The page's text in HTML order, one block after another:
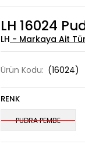
LH 16024
LH
Ürün Kodu: (16024)
RENK
PUDRA PEMBE